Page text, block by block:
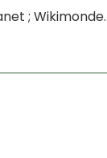
; Wikimonde.